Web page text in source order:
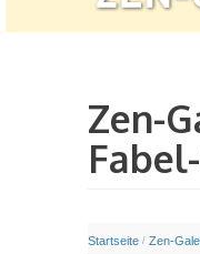
Zen-
Startseite / Zen-